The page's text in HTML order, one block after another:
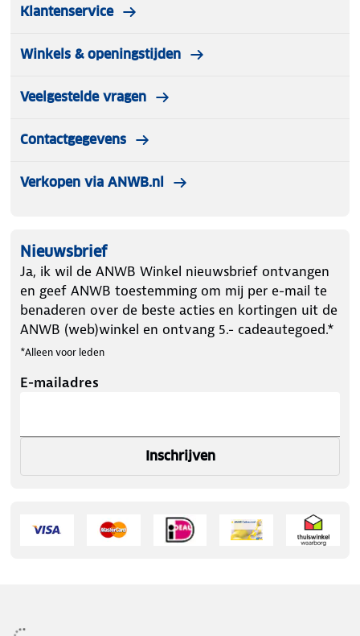
Klantenservice
Winkels & openingstijden
Veelgestelde vragen
Contactgegevens
Verkopen via ANWB.nl
Nieuwsbrief
Ja, ik wil de ANWB Winkel nieuwsbrief ontvangen
en geef ANWB toestemming om mij per e-mail te
benaderen over de beste acties en kortingen uit de
ANWB (web)winkel en ontvang 5.- cadeautegoed.*
*Alleen voor leden
E-mailadres
Inschrijven